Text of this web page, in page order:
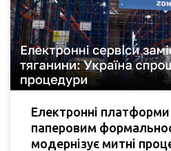
Електронні платформи
паперовим
модернізує митні